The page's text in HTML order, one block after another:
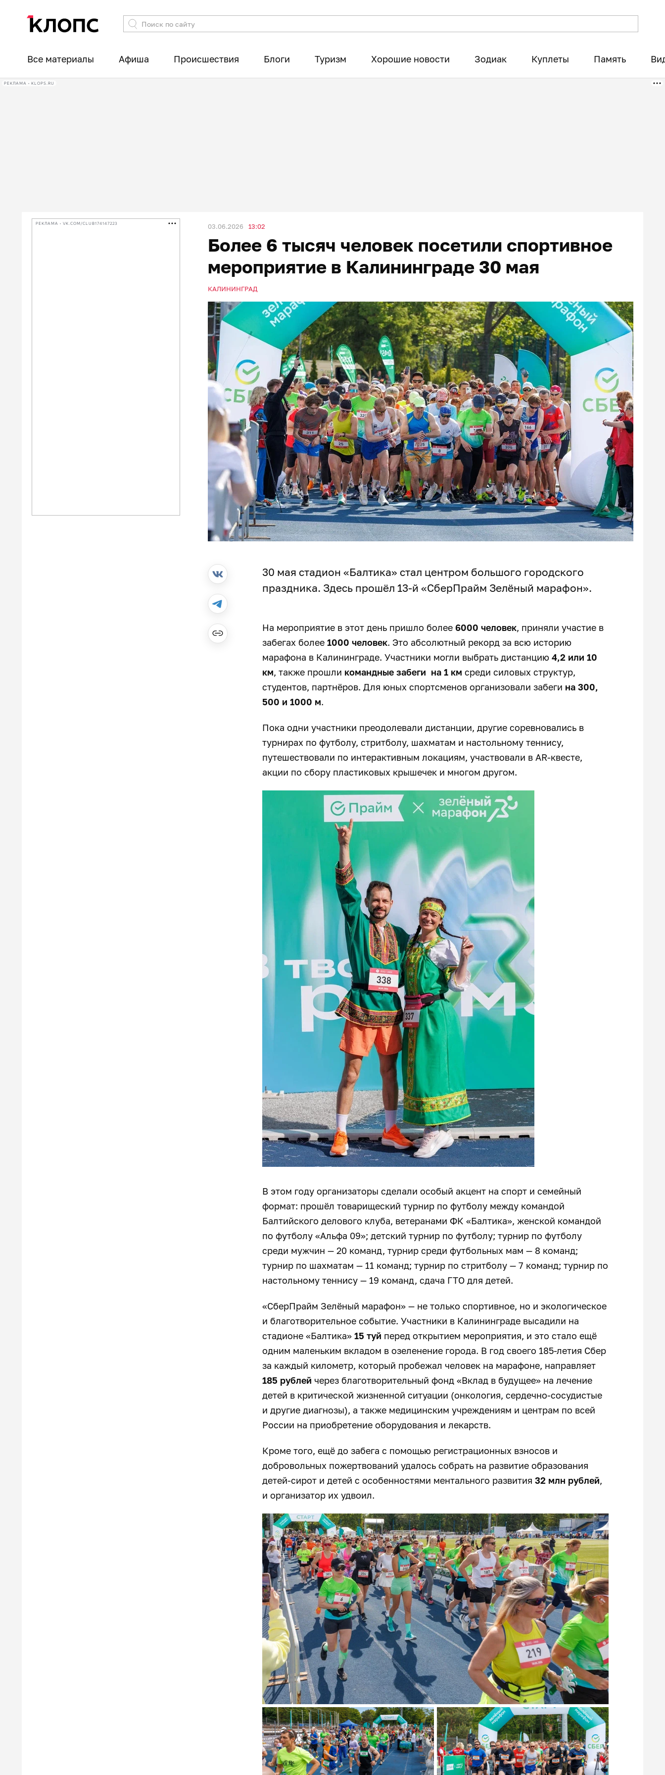
Все материалы Афиша Происшествия Блоги Туризм Хорошие новости Зодиак Куплеты Память
РЕКЛАМА • KLOPS.RU
РЕКЛАМА • VK.COM/CLUB174147223 03.06.2026 13:02
Более 6 тысяч человек посетили спортивное
мероприятие в Калининграде 30 мая
КАЛИНИНГРАД
30 мая стадион «Балтика» стал центром большого городского
праздника. Здесь прошёл 13-й «СберПрайм Зелёный марафон».
На мероприятие в этот день пришло более 6000 человек, приняли участие в
забегах более 1000 человек. Это абсолютный рекорд за всю историю
марафона в Калининграде. Участники могли выбрать дистанцию 4,2 или 10
км, также прошли командные забеги на 1 км среди силовых структур,
студентов, партнёров. Для юных спортсменов организовали забеги на 300,
500 и 1000 м.
Пока одни участники преодолевали дистанции, другие соревновались в
турнирах по футболу, стритболу, шахматам и настольному теннису,
путешествовали по интерактивным локациям, участвовали в AR-квесте,
акции по сбору пластиковых крышечек и многом другом.
В этом году организаторы сделали особый акцент на спорт и семейный
формат: прошёл товарищеский турнир по футболу между командой
Балтийского делового клуба, ветеранами ФК «Балтика», женской командой
по футболу «Альфа 09»; детский турнир по футболу; турнир по футболу
среди мужчин — 20 команд, турнир среди футбольных мам — 8 команд;
турнир по шахматам — 11 команд; турнир по стритболу — 7 команд; турнир по
настольному теннису — 19 команд, сдача ГТО для детей.
«СберПрайм Зелёный марафон» — не только спортивное, но и экологическое
и благотворительное событие. Участники в Калининграде высадили на
стадионе «Балтика» 15 туй перед открытием мероприятия, и это стало ещё
одним маленьким вкладом в озеленение города. В год своего 185-летия Сбер
за каждый километр, который пробежал человек на марафоне, направляет
185 рублей через благотворительный фонд «Вклад в будущее» на лечение
детей в критической жизненной ситуации (онкология, сердечно-сосудистые
и другие диагнозы), а также медицинским учреждениям и центрам по всей
России на приобретение оборудования и лекарств.
Кроме того, ещё до забега с помощью регистрационных взносов и
добровольных пожертвований удалось собрать на развитие образования
детей-сирот и детей с особенностями ментального развития 32 млн рублей,
и организатор их удвоил.